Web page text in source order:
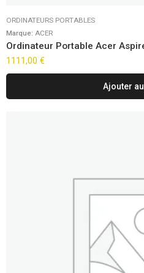
ORDINATEURS PORTABLES
Marque: ACER
Ordinateur Portable Acer
1111,00 €
Ajouter